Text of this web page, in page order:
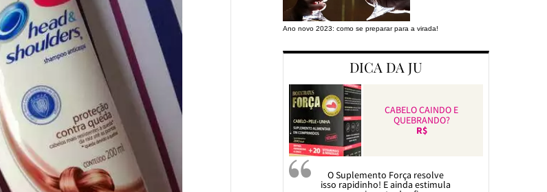
Ano novo 2023: como se preparar para a virada!
DICA DA JU
CABELO CAINDO E
QUEBRANDO?
R$
O Suplemento Força resolve
isso rapidinho! E ainda estimula